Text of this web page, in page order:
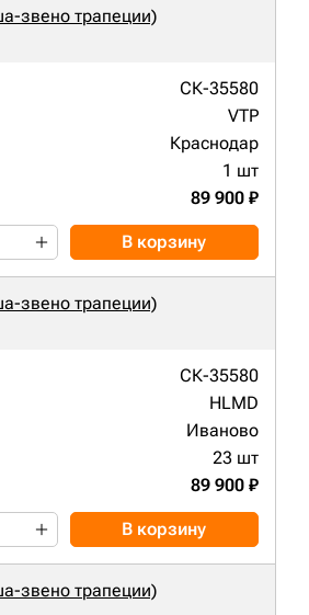
звено трапеции)
СК-35580
VTP
Краснодар
1 шт
89 900 ₽
В корзину
звено трапеции)
СК-35580
HLMD
Иваново
23 шт
89 900 ₽
В корзину
звено трапеции)